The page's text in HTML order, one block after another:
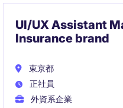
UI/UX Assistant
Insurance brand
東京都
正社員
外資系企業